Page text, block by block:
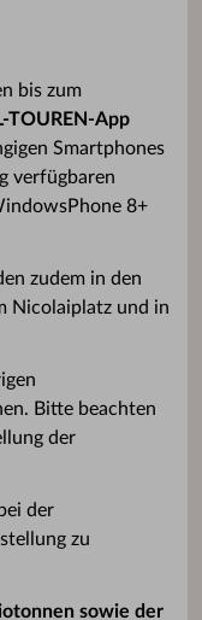
bis zum
TOUREN-App
Smartphones
verfügbaren
8+
zudem in den
Nicolaiplatz und in
Bitte beachten
der
der
zu
sowie der